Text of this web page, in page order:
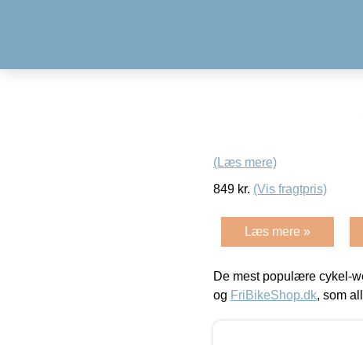
(Læs mere)
849 kr. (Vis fragtpris)
Læs mere »
De mest populære cykel-
og FriBikeShop.dk, som